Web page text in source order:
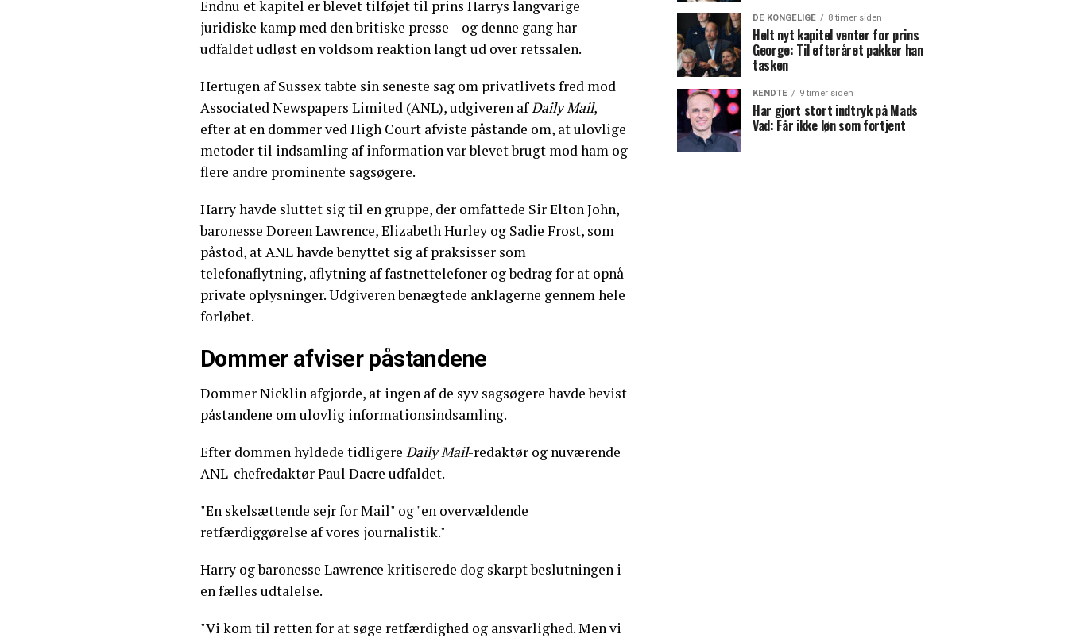
Endnu et kapitel er blevet tilføjet til prins Harrys langvarige
juridiske kamp med den britiske presse – og denne gang har
udfaldet udløst en voldsom reaktion langt ud over retssalen.
Hertugen af Sussex tabte sin seneste sag om privatlivets fred mod
Associated Newspapers Limited (ANL), udgiveren afDaily Mail,
efter at en dommer ved High Court afviste påstande om, at ulovlige
metoder til indsamling af information var blevet brugt mod ham og
flere andre prominente sagsøgere.
Harry havde sluttet sig til en gruppe, der omfattede Sir Elton John,
baronesse Doreen Lawrence, Elizabeth Hurley og Sadie Frost, som
påstod, at ANL havde benyttet sig af praksisser som
telefonaflytning, aflytning af fastnettelefoner og bedrag for at opnå
private oplysninger. Udgiveren benægtede anklagerne gennem hele
forløbet.
Dommer afviser påstandene
Dommer Nicklin afgjorde, at ingen af de syv sagsøgere havde bevist
påstandene om ulovlig informationsindsamling.
Efter dommen hyldede tidligere Daily Mail-redaktør og nuværende
ANL-chefredaktør Paul Dacre udfaldet.
"En skelsættende sejr for Mail" og "en overvældende
retfærdiggørelse af vores journalistik."
Harry og baronesse Lawrence kritiserede dog skarpt beslutningen i
en fælles udtalelse.
"Vi kom til retten for at søge retfærdighed og ansvarlighed. Men vi
DE KONGELIGE 8 timer siden
Helt nyt kapitel venter for prins
George: Til efteråret pakker han
tasken
KENDTE 9 timer siden
Har gjort stort indtryk på Mads
Vad: Får ikke løn som fortjent